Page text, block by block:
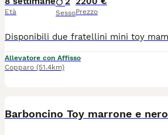
Età SessoPrezzo
Allevatore con Affisso
Copparo (51.4km)
Barboncino Toy marrone e nero